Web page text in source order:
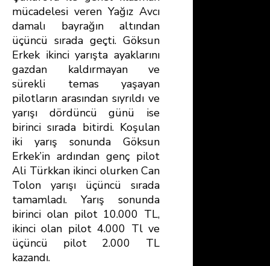
mücadelesi veren Yağız Avcı
damalı bayrağın altından
üçüncü sırada geçti. Göksun
Erkek ikinci yarışta ayaklarını
gazdan kaldırmayan ve
sürekli temas yaşayan
pilotların arasından sıyrıldı ve
yarışı dördüncü günü ise
birinci sırada bitirdi. Koşulan
iki yarış sonunda Göksun
Erkek’in ardından genç pilot
Ali Türkkan ikinci olurken Can
Tolon yarışı üçüncü sırada
tamamladı. Yarış sonunda
birinci olan pilot 10.000 TL,
ikinci olan pilot 4.000 Tl ve
üçüncü pilot 2.000 TL
kazandı.